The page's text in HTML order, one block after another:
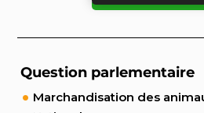
Question parlementaire
Marchandisation des